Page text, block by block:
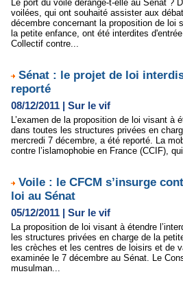
Le port du voile dérange-t-elle au Sénat ?
voilées, qui ont souhaité assister aux
décembre concernant la proposition de loi
la petite enfance, ont été interdites
Collectif contre...
Sénat : le projet de loi
reporté
08/12/2011 | Sur le vif
L’examen de la proposition de loi visant à
dans toutes les structures privées en
mercredi 7 décembre, a été reporté. La
contre l’islamophobie en France (CCIF),
Voile : le CFCM s’insurge
loi au Sénat
05/12/2011 | Sur le vif
La proposition de loi visant à étendre
les structures privées en charge de la
les crèches et les centres de loisirs et de
examinée le 7 décembre au Sénat. Le
musulman...